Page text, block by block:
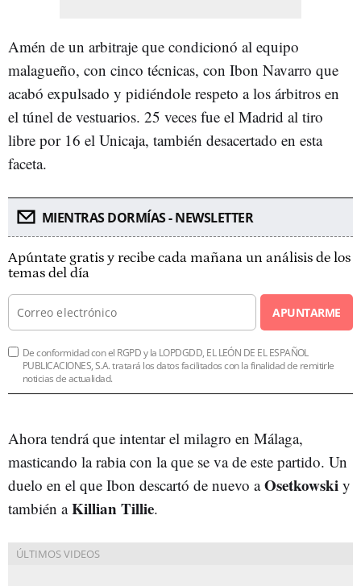
Amén de un arbitraje que condicionó al equipo
malagueño, con cinco técnicas, con Ibon Navarro que
acabó expulsado y pidiéndole respeto a los árbitros en
el túnel de vestuarios. 25 veces fue el Madrid al tiro
libre por 16 el Unicaja, también desacertado en esta
faceta.
MIENTRAS DORMÍAS - NEWSLETTER
Apúntate gratis y recibe cada mañana un análisis de los
temas del día
APUNTARME
De conformidad con el RGPD y la LOPDGDD, EL LEÓN DE EL ESPAÑOL
PUBLICACIONES, S.A. tratará los datos facilitados con la finalidad de remitirle
noticias de actualidad.
Ahora tendrá que intentar el milagro en Málaga,
masticando la rabia con la que se va de este partido. Un
duelo en el que Ibon descartó de nuevo aOsetkowski y
también aKillian Tillie.